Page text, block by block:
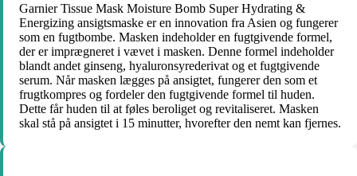
Garnier Tissue Mask Moisture Bomb Super Hydrating &
Energizing ansigtsmaske er en innovation fra Asien og fungerer
som en fugtbombe. Masken indeholder en fugtgivende formel,
der er imprægneret i vævet i masken. Denne formel indeholder
blandt andet ginseng, hyaluronsyrederivat og et fugtgivende
serum. Når masken lægges på ansigtet, fungerer den som et
frugtkompres og fordeler den fugtgivende formel til huden.
Dette får huden til at føles beroliget og revitaliseret. Masken
skal stå på ansigtet i 15 minutter, hvorefter den nemt kan fjernes.